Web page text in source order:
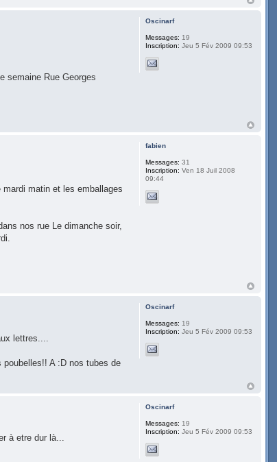
semaine Rue Georges
Oscinarf
Messages: 19
Inscription: Jeu 5 Fév 2009 09:53
matin et les emballages
nos rue Le dimanche soir,
fabien
Messages: 31
Inscription: Ven 18 Juil 2008
09:44
lettres....
A :D nos tubes de
Oscinarf
Messages: 19
Inscription: Jeu 5 Fév 2009 09:53
à etre dur là...
Oscinarf
Messages: 19
Inscription: Jeu 5 Fév 2009 09:53